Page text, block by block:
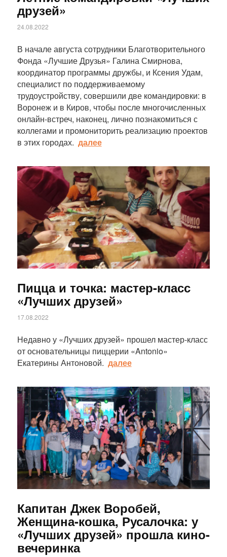
друзей»
24.08.2022
В начале августа сотрудники Благотворительного
Фонда «Лучшие Друзья» Галина Смирнова,
координатор программы дружбы, и Ксения Удам,
специалист по поддерживаемому
трудоустройству, совершили две командировки: в
Воронеж и в Киров, чтобы после многочисленных
онлайн-встреч, наконец, лично познакомиться с
коллегами и промониторить реализацию проектов
в этих городах. далее
Статья
Пицца и точка: мастер-класс
«Лучших друзей»
17.08.2022
Недавно у «Лучших друзей» прошел мастер-класс
от основательницы пиццерии «Antonio»
Екатерины Антоновой. далее
Статья
Капитан Джек Воробей,
Женщина-кошка, Русалочка: у
«Лучших друзей» прошла кино-
вечеринка